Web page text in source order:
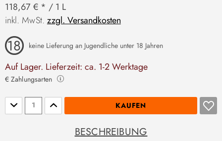
118,67 € * / 1 L
inkl. MwSt. zzgl. Versandkosten
keine Lieferung an Jugendliche unter 18 Jahren
Auf Lager. Lieferzeit: ca. 1-2 Werktage
€ Zahlungsarten
Stückzahl KAUFEN
BESCHREIBUNG